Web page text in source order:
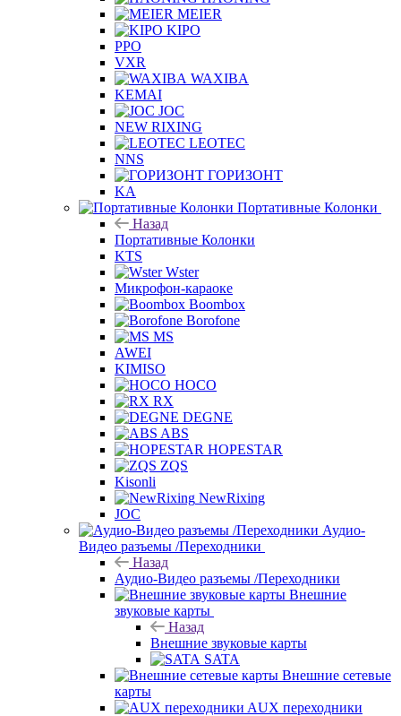
MEIER
KIPO
PPO
VXR
WAXIBA
KEMAI
JOC
NEW RIXING
LEOTEC
NNS
ГОРИЗОНТ
KA
Портативные Колонки
Назад
Портативные Колонки
KTS
Wster
Микрофон-караоке
Boombox
Borofone
MS
AWEI
KIMISO
HOCO
RX
DEGNE
ABS
HOPESTAR
ZQS
Kisonli
NewRixing
JOC
Аудио-
Видео разъемы /Переходники
Назад
Аудио-Видео разъемы /Переходники
Внешние
звуковые карты
Назад
Внешние звуковые карты
SATA
Внешние сетевые
карты
AUX переходники